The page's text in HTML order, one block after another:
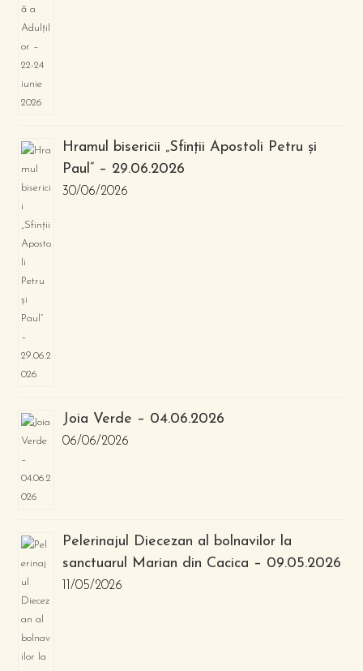
Hramul bisericii „Sfinții Apostoli Petru și
Paul” – 29.06.2026
30/06/2026
Joia Verde – 04.06.2026
06/06/2026
Pelerinajul Diecezan al bolnavilor la
sanctuarul Marian din Cacica – 09.05.2026
11/05/2026